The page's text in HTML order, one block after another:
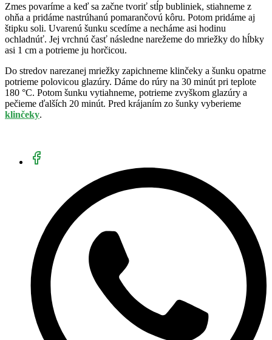
Zmes povaríme a keď sa začne tvoriť stĺp bubliniek, stiahneme z
ohňa a pridáme nastrúhanú pomarančovú kôru. Potom pridáme aj
štipku soli. Uvarenú šunku scedíme a necháme asi hodinu
ochladnúť. Jej vrchnú časť následne narežeme do mriežky do hĺbky
asi 1 cm a potrieme ju horčicou.
Do stredov narezanej mriežky zapichneme klinčeky a šunku opatrne
potrieme polovicou glazúry. Dáme do rúry na 30 minút pri teplote
180 °C. Potom šunku vytiahneme, potrieme zvyškom glazúry a
pečieme ďalších 20 minút. Pred krájaním zo šunky vyberieme
klinčeky.